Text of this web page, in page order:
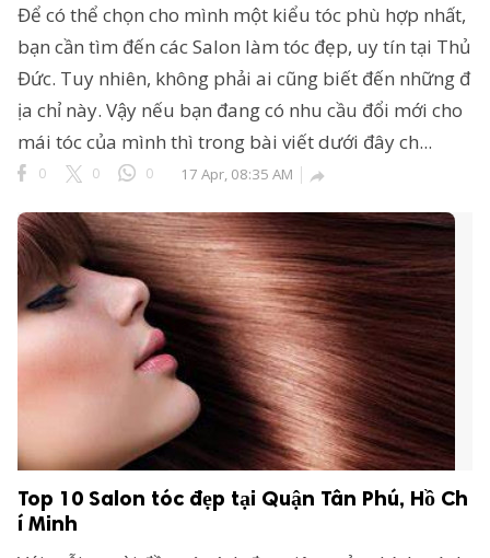
Để có thể chọn cho mình một kiểu tóc phù hợp nhất,
bạn cần tìm đến các Salon làm tóc đẹp, uy tín tại Thủ
Đức. Tuy nhiên, không phải ai cũng biết đến những đ
ịa chỉ này. Vậy nếu bạn đang có nhu cầu đổi mới cho
mái tóc của mình thì trong bài viết dưới đây ch...
0 0 0 17 Apr, 08:35 AM 
Top 10 Salon tóc đẹp tại Quận Tân Phú, Hồ Ch
í Minh